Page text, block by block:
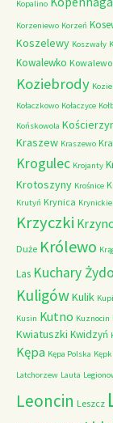
Kopalino
Korzeniewo Korzeń
Koszelewy Koszwały
Kowalewko Kowalewo
Koziebrody
Kołaczkowo Kołaczyce
Końskowola
Kraszew Kraszewo
Krogulec Krojanty
Krotoszyny Krośnice
Krutyń Krynica Krynickie
Krzyczki
Duże Królewo
Las Kuchary
KuligówKulik
Kusin Kutno Kuznocin
Kwiatuszki Kwidzyń
Kępa Kępa Polska Kępki
Latchorzew Lauta
Leoncin Leszcz